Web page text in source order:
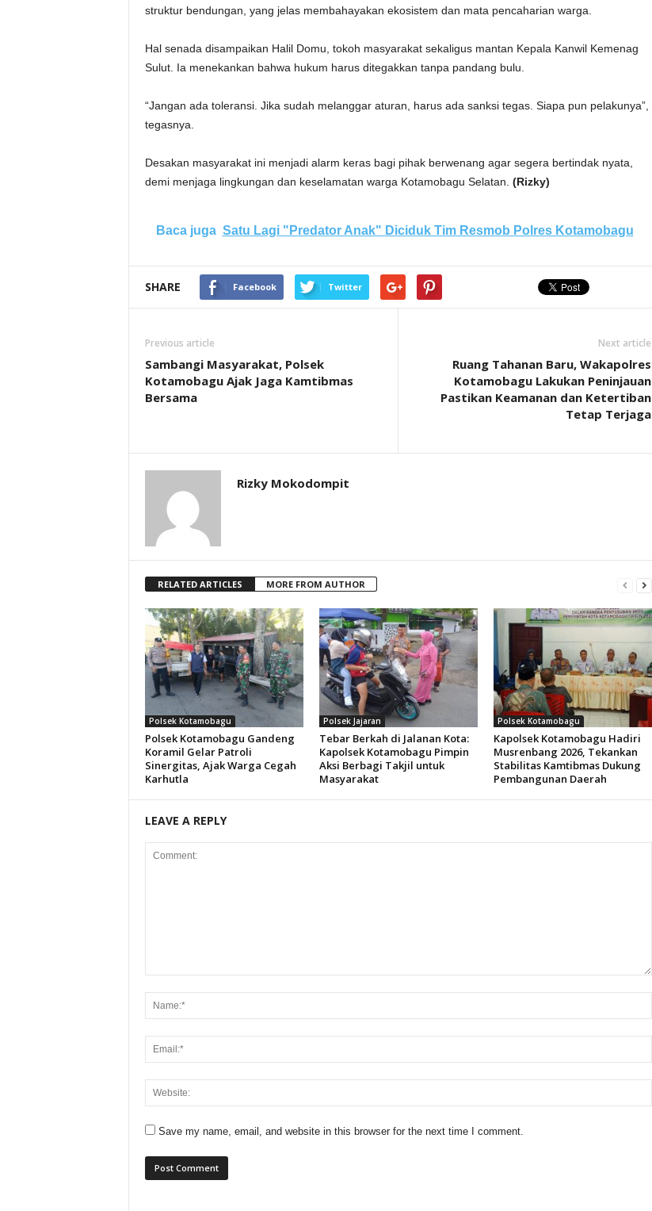
struktur bendungan, yang jelas membahayakan ekosistem dan mata pencaharian warga.
Hal senada disampaikan Halil Domu, tokoh masyarakat sekaligus mantan Kepala Kanwil Kemenag
Sulut. Ia menekankan bahwa hukum harus ditegakkan tanpa pandang bulu.
“Jangan ada toleransi. Jika sudah melanggar aturan, harus ada sanksi tegas. Siapa pun pelakunya”,
tegasnya.
Desakan masyarakat ini menjadi alarm keras bagi pihak berwenang agar segera bertindak nyata,
demi menjaga lingkungan dan keselamatan warga Kotamobagu Selatan. (Rizky)
Baca juga Satu Lagi "Predator Anak" Diciduk Tim Resmob Polres Kotamobagu
SHARE Facebook Twitter
Previous article
Sambangi Masyarakat, Polsek
Kotamobagu Ajak Jaga Kamtibmas
Bersama
Next article
Ruang Tahanan Baru, Wakapolres
Kotamobagu Lakukan Peninjauan
Pastikan Keamanan dan Ketertiban
Tetap Terjaga
Rizky Mokodompit
RELATED ARTICLES MORE FROM AUTHOR
Polsek Kotamobagu
Polsek Kotamobagu Gandeng
Koramil Gelar Patroli
Sinergitas, Ajak Warga Cegah
Karhutla
Polsek Jajaran
Tebar Berkah di Jalanan Kota:
Kapolsek Kotamobagu Pimpin
Aksi Berbagi Takjil untuk
Masyarakat
Polsek Kotamobagu
Kapolsek Kotamobagu Hadiri
Musrenbang 2026, Tekankan
Stabilitas Kamtibmas Dukung
Pembangunan Daerah
LEAVE A REPLY
Save my name, email, and website in this browser for the next time I comment.